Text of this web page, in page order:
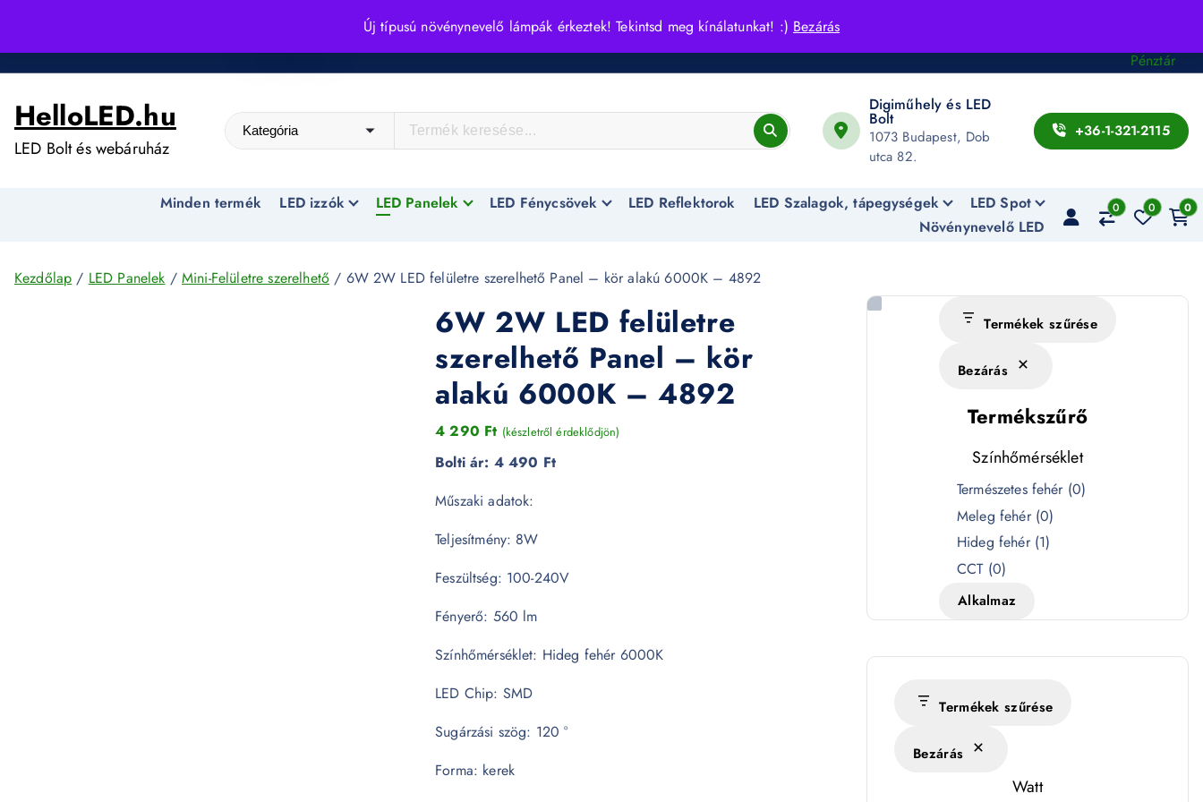
Új típusú növénynevelő lámpák érkeztek! Tekintsd meg kínálatunkat! :) Bezárás
i
Pénztár
HelloLED.hu
LED Bolt és webáruház
Digiműhely és LED
Bolt
1073 Budapest, Dob
utca 82.
+36-1-321-2115
Minden termék LED izzók LED Panelek LED Fénycsövek LED Reflektorok LED Szalagok, tápegységek
LED Spot
Növénynevelő LED
0 0 0
Kezdőlap / LED Panelek /Mini-Felületre szerelhető / 6W 2W LED felületre szerelhető Panel – kör alakú 6000K – 4892
6W 2W LED felületre
szerelhető Panel – kör
alakú 6000K – 4892
4 290 Ft (készletről érdeklődjön)
Bolti ár: 4 490 Ft
Műszaki adatok:
Teljesítmény: 8W
Feszültség: 100-240V
Fényerő: 560 lm
Színhőmérséklet: Hideg fehér 6000K
LED Chip: SMD
Sugárzási szög: 120 °
Forma: kerek
Termékek szűrése
Bezárás
Termékszűrő
Színhőmérséklet
é
s
k
Természetes fehér (0)
Meleg fehér (0)
Hideg fehér (1)
CCT (0)
Alkalmaz
Termékek szűrése
Bezárás
Watt